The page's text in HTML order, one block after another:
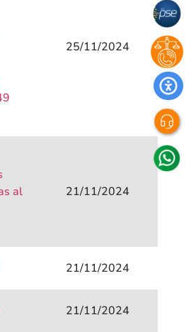
25/11/2024
al
21/11/2024
21/11/2024
21/11/2024